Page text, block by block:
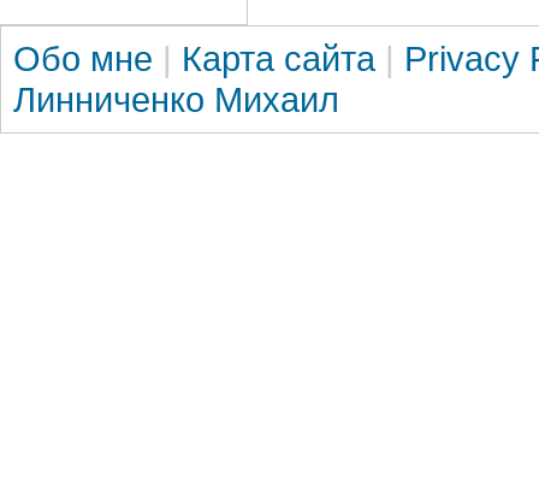
Обо мне | Карта сайта| Privacy
Линниченко Михаил